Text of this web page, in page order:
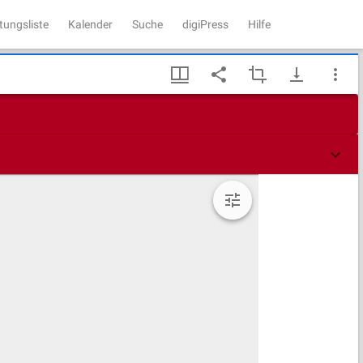
Kalender Suche digiPress Hilfe